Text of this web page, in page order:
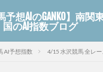
予想AIのGANKO】南関
国のAI指数ブログ
AI予想指数 4/15 水沢競馬 全レ